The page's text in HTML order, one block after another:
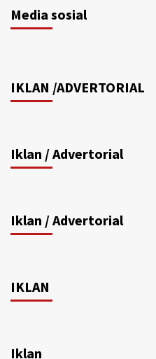
Media sosial
IKLAN /ADVERTORIAL
Iklan / Advertorial
Iklan / Advertorial
IKLAN
Iklan